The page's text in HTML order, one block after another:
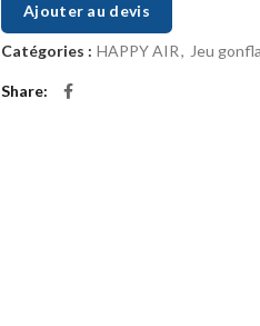
Ajouter au devis
Catégories : HAPPY AIR, Jeu
Share